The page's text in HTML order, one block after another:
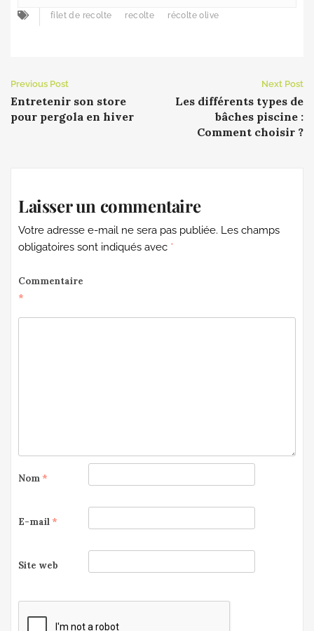
filet de recolte recolte récolte olive
Previous Post
Entretenir son store
pour pergola en hiver
Next Post
Les différents types de
bâches piscine :
Comment choisir ?
Laisser un commentaire
Votre adresse e-mail ne sera pas publiée. Les champs
obligatoires sont indiqués avec *
Commentaire
*
Nom *
E-mail *
Site web